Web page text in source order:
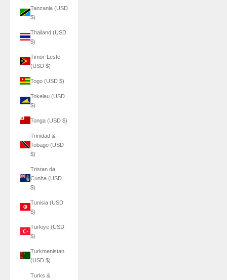
Tanzania (USD
$)
Thailand (USD
$)
Timor-Leste
(USD $)
Togo (USD $)
Tokelau (USD
$)
Tonga (USD $)
Trinidad &
Tobago (USD
$)
Tristan da
Cunha (USD
$)
Tunisia (USD
$)
Türkiye (USD
$)
Turkmenistan
(USD $)
Turks &